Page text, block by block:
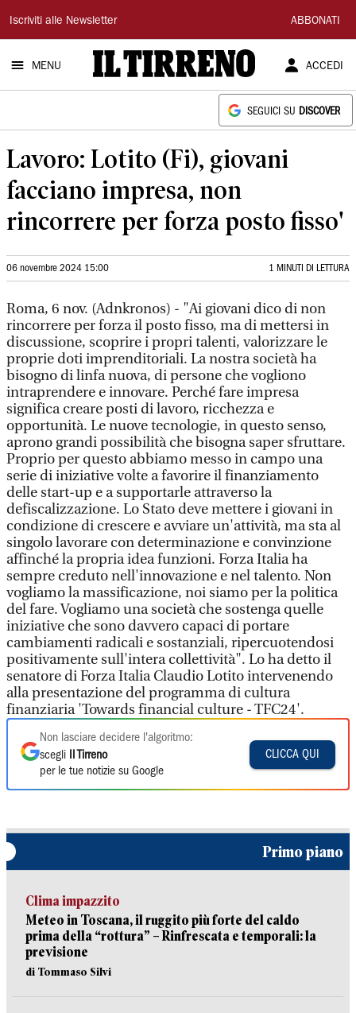
Il
Tirreno
Iscriviti alle Newsletter ABBONATI
MENU ACCEDI
SEGUICI SU DISCOVER
Lavoro: Lotito (Fi), giovani
facciano impresa, non
rincorrere per forza posto fisso'
06 novembre 2024 15:00 1 MINUTI DI LETTURA
Roma, 6 nov. (Adnkronos) - "Ai giovani dico di non
rincorrere per forza il posto fisso, ma di mettersi in
discussione, scoprire i propri talenti, valorizzare le
proprie doti imprenditoriali. La nostra società ha
bisogno di linfa nuova, di persone che vogliono
intraprendere e innovare. Perché fare impresa
significa creare posti di lavoro, ricchezza e
opportunità. Le nuove tecnologie, in questo senso,
aprono grandi possibilità che bisogna saper sfruttare.
Proprio per questo abbiamo messo in campo una
serie di iniziative volte a favorire il finanziamento
delle start-up e a supportarle attraverso la
defiscalizzazione. Lo Stato deve mettere i giovani in
condizione di crescere e avviare un'attività, ma sta al
singolo lavorare con determinazione e convinzione
affinché la propria idea funzioni. Forza Italia ha
sempre creduto nell'innovazione e nel talento. Non
vogliamo la massificazione, noi siamo per la politica
del fare. Vogliamo una società che sostenga quelle
iniziative che sono davvero capaci di portare
cambiamenti radicali e sostanziali, ripercuotendosi
positivamente sull'intera collettività". Lo ha detto il
senatore di Forza Italia Claudio Lotito intervenendo
alla presentazione del programma di cultura
finanziaria 'Towards financial culture - TFC24'.
Non lasciare decidere l'algoritmo:
scegli
Il Tirreno
per le tue notizie su Google
CLICCA QUI
Primo piano
Clima impazzito
Meteo in Toscana, il ruggito più forte del caldo
prima della “rottura” – Rinfrescata e temporali: la
previsione
di Tommaso Silvi